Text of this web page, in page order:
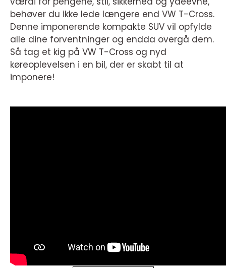
behøver du ikke lede længere end VW T-Cross.
Denne imponerende kompakte SUV vil opfylde
alle dine forventninger og endda overgå dem.
Så tag et kig på VW T-Cross og nyd
køreoplevelsen i en bil, der er skabt til at
imponere!